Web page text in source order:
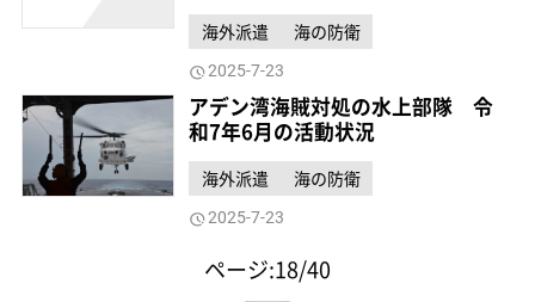
海外派遣 海の防衛
2025-7-23
アデン湾海賊対処の水上部隊 令
和7年6月の活動状況
海外派遣 海の防衛
2025-7-23
ページ:18/40